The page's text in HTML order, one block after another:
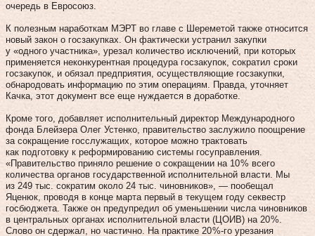
очередь в Евросоюз.
К полезным наработкам МЭРТ во главе с Шереметой также относится
новый закон о госзакупках. Он фактически устранил закупки
у «одного участника», урезал количество исключений, при которых
применяется неконкурентная процедура госзакупок, сократил сроки
госзакупок, и обязал предприятия, осуществляющие госзакупки,
обнародовать информацию по этим операциям. Правда, уточняет
Качка, этот документ все еще нуждается в доработке.
Кроме того, добавляет исполнительный директор Международного
фонда Блейзера Олег Устенко, правительство заслужило поощрение
за сокращение госслужащих, которое можно трактовать
как подготовку к реформированию системы гос­управления.
«Правительство приняло решение о сокращении на 10 % всего
количества органов государственной исполнительной власти. Мы
из 249 тыс. сократим около 24 тыс. чиновников», — пообещал
Яценюк, проводя в конце марта первый в текущем году секвестр
госбюджета. Также он предупредил об уменьшении числа чиновников
в центральных органах исполнительной власти (ЦОИВ) на 20 %.
Слово он сдержал, но частично. На практике 20 %-го урезания